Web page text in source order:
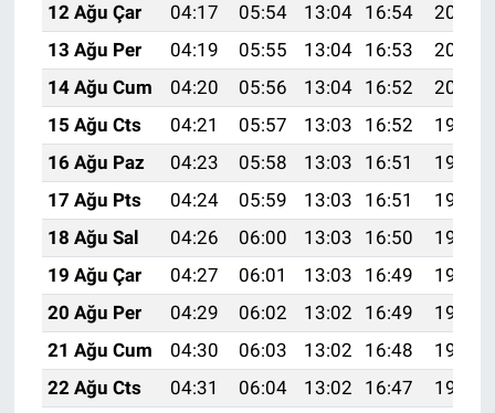
12 Ağu Çar
04:17 05:54 13:04 16:54
20:03
13 Ağu Per
04:19 05:55 13:04 16:53
20:02
14 Ağu Cum
04:20 05:56 13:04 16:52
20:01
15 Ağu Cts
04:21 05:57 13:03 16:52
19:59
16 Ağu Paz
04:23 05:58 13:03 16:51
19:58
17 Ağu Pts
04:24 05:59 13:03 16:51
19:57
18 Ağu Sal
04:26 06:00 13:03 16:50
19:55
19 Ağu Çar
04:27 06:01 13:03 16:49
19:54
20 Ağu Per
04:29 06:02 13:02 16:49
19:52
21 Ağu Cum
04:30 06:03 13:02 16:48
19:51
22 Ağu Cts
04:31 06:04 13:02 16:47
19:49